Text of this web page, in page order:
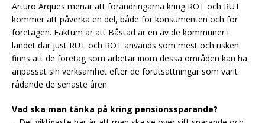
Arturo Arques menar att förändringarna kring ROT och RUT
kommer att påverka en del, både för konsumenten och för
företagen. Faktum är att Båstad är en av de kommuner i
landet där just RUT och ROT används som mest och risken
finns att de företag som arbetar inom dessa områden kan ha
anpassat sin verksamhet efter de förutsättningar som varit
rådande de senaste åren.
Vad ska man tänka på kring pensionssparande?